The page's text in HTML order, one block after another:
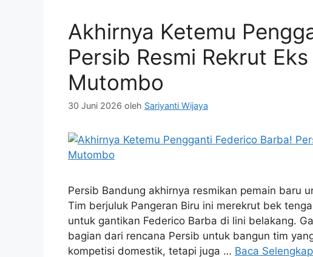
Akhirnya Ketemu
Persib Resmi Rekrut
Mutombo
30 Juni 2026 oleh Sariyanti Wijaya
Persib Bandung akhirnya resmikan pemain baru
Tim berjuluk Pangeran Biru ini merekrut bek
untuk gantikan Federico Barba di lini belakang.
bagian dari rencana Persib untuk bangun tim
kompetisi domestik, tetapi juga … Baca